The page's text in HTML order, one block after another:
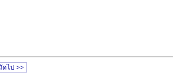
ดไป >>